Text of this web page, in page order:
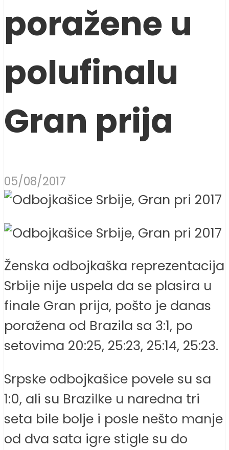
poražene u
polufinalu
Gran prija
05/08/2017
Ženska odbojkaška reprezentacija
Srbije nije uspela da se plasira u
finale Gran prija, pošto je danas
poražena od Brazila sa 3:1, po
setovima 20:25, 25:23, 25:14, 25:23.
Srpske odbojkašice povele su sa
1:0, ali su Brazilke u naredna tri
seta bile bolje i posle nešto manje
od dva sata igre stigle su do